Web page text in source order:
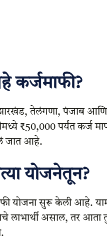
कर्जमाफी?
झारखंड, तेलंगणा, पंजाब आणि
₹50,000 पर्यंत कर्ज
जात आहे.
योजनेतून?
योजना सुरू केली आहे.
लाभार्थी असाल, तर आता